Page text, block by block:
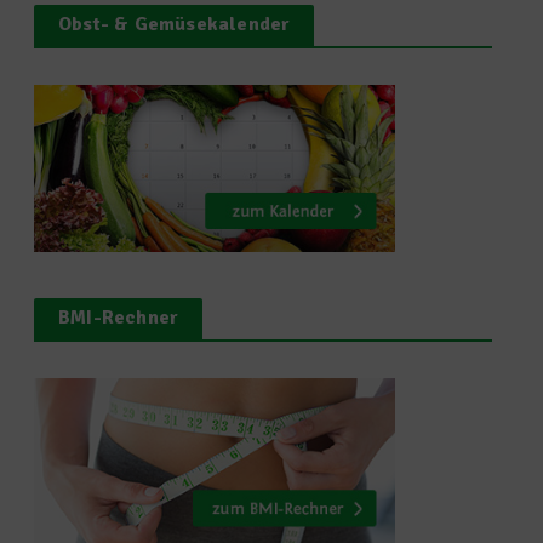
Obst- & Gemüsekalender
BMI-Rechner